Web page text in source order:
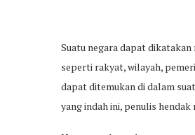
Suatu negara dapat
seperti rakyat, wilayah,
dapat ditemukan di dalam
yang indah ini, penulis